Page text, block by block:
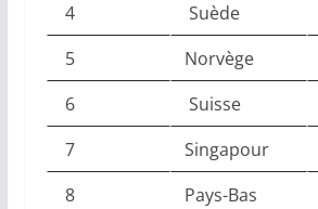
4
Suède
5
Norvège
6
Suisse
7
Singapour
8
Pays-Bas